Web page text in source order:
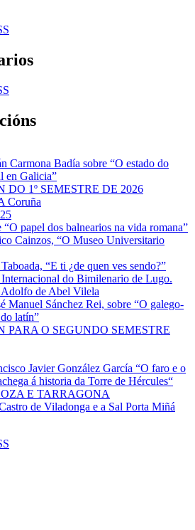
Carmona Badía sobre “O estado do
en Galicia”
DO 1º SEMESTRE DE 2026
Coruña
papel dos balnearios na vida romana”
Cainzos, “O Museo Universitario
“E ti ¿de quen ves sendo?”
do Bimilenario de Lugo.
de Abel Vilela
Manuel Sánchez Rei, sobre “O galego-
latín”
PARA O SEGUNDO SEMESTRE
Javier González García “O faro e o
á historia da Torre de Hércules“
E TARRAGONA
de Viladonga e a Sal Porta Miñá